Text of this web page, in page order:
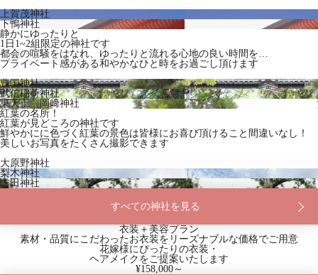
上賀茂神社
下鴨神社
静かにゆったりと
1日1~2組限定の神社です
都会の喧騒をはなれ、ゆったりと流れる心地の良い時間を…
プライベート感がある和やかなひと時をお過ごし頂けます
豊国神社
武信稲荷神社
東天王 岡﨑神社
紅葉の名所！
紅葉が見どころの神社です
鮮やかにに色づく紅葉の景色は皆様にお喜び頂けること間違いなし！
美しいお写真をたくさん撮影できます
大原野神社
梨木神社
吉田神社
すべての神社を見る
衣装＋美容プラン
素材・品質にこだわったお衣装をリーズナブルな価格でご用意
花嫁様にぴったりの衣装・
ヘアメイクをご提案いたします
¥158,000～